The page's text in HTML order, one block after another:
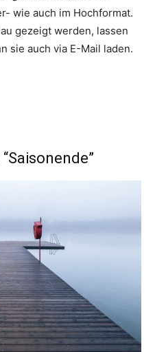
wie auch im Hochformat.
gezeigt werden, lassen
sie auch via E-Mail laden.
“Saisonende”